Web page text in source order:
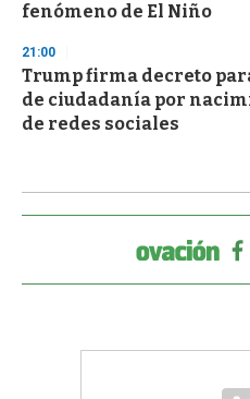
fenómeno de El Niño
21:00
Trump firma decreto
de ciudadanía por
de redes sociales